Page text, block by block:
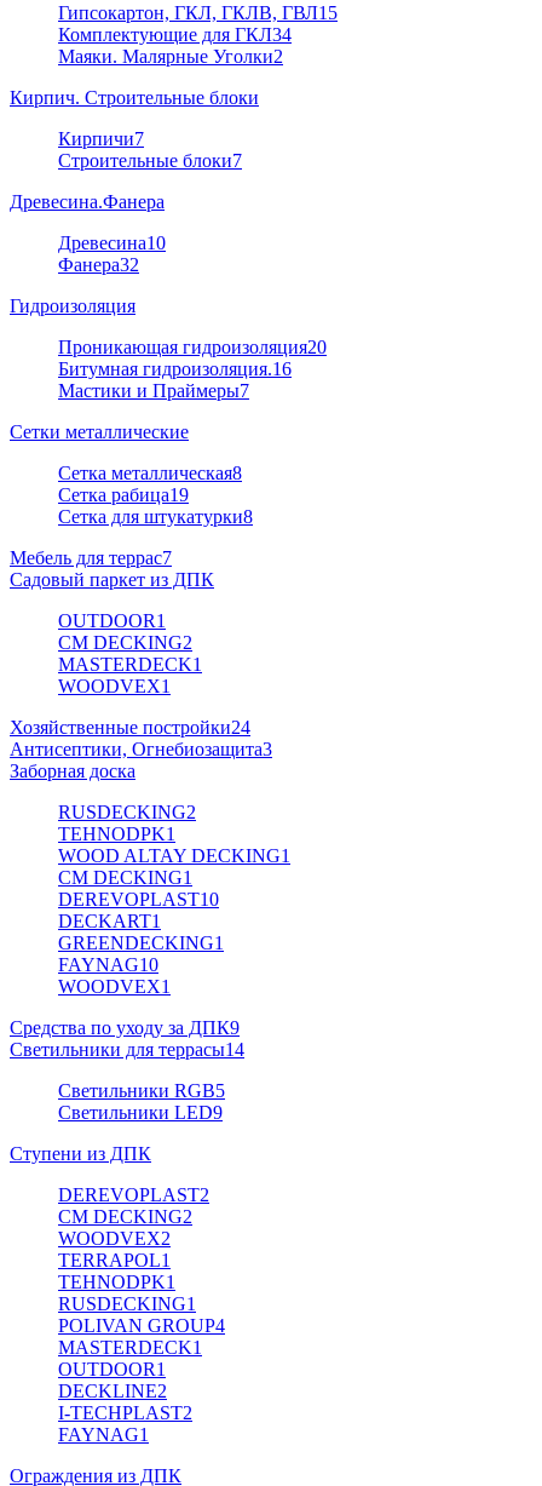
Гипсокартон, ГКЛ, ГКЛВ, ГВЛ15
Комплектующие для ГКЛ34
Маяки. Малярные Уголки2
Кирпич. Строительные блоки
Кирпичи7
Строительные блоки7
Древесина.Фанера
Древесина10
Фанера32
Гидроизоляция
Проникающая гидроизоляция20
Битумная гидроизоляция.16
Мастики и Праймеры7
Сетки металлические
Сетка металлическая8
Сетка рабица19
Сетка для штукатурки8
Мебель для террас7
Садовый паркет из ДПК
OUTDOOR1
CM DECKING2
MASTERDECK1
WOODVEX1
Хозяйственные постройки24
Антисептики, Огнебиозащита3
Заборная доска
RUSDECKING2
TEHNODPK1
WOOD ALTAY DECKING1
CM DECKING1
DEREVOPLAST10
DECKART1
GREENDECKING1
FAYNAG10
WOODVEX1
Средства по уходу за ДПК9
Светильники для террасы14
Светильники RGB5
Светильники LED9
Ступени из ДПК
DEREVOPLAST2
CM DECKING2
WOODVEX2
TERRAPOL1
TEHNODPK1
RUSDECKING1
POLIVAN GROUP4
MASTERDECK1
OUTDOOR1
DECKLINE2
I-TECHPLAST2
FAYNAG1
Ограждения из ДПК